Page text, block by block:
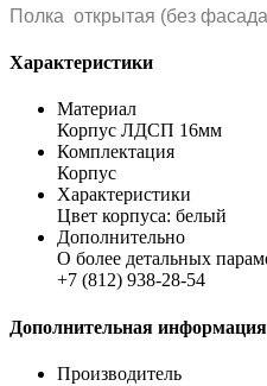
Полка открытая (без
Характеристики
Материал
Корпус ЛДСП 16мм
Комплектация
Корпус
Характеристики
Цвет корпуса: белый
Дополнительно
О более детальных
+7 (812) 938-28-54
Дополнительная информация
Производитель